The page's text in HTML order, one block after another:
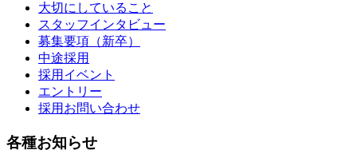
大切にしていること
スタッフインタビュー
募集要項（新卒）
中途採用
採用イベント
エントリー
採用お問い合わせ
各種お知らせ